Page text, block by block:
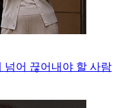
넘어 끊어내야 할 사람